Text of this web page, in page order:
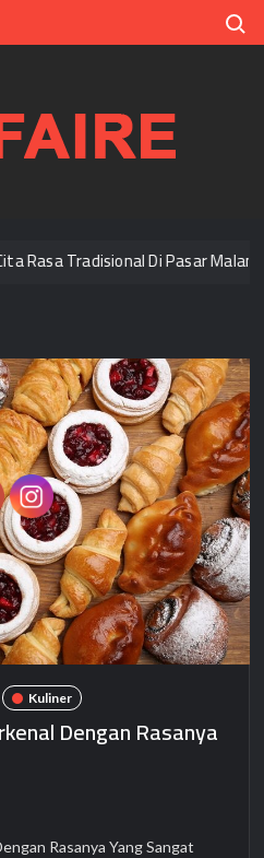
Tradisional Di Pasar Malam
Kuliner
Dengan Rasanya
Rasanya Yang Sangat